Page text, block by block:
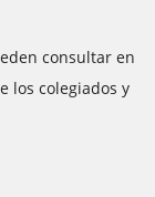
consultar en
los colegiados y